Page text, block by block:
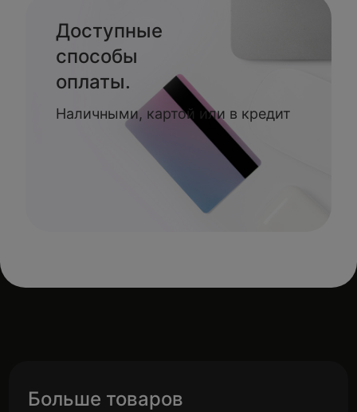
Доступные
способы
оплаты.
Наличными, картой или в кредит
Больше товаров